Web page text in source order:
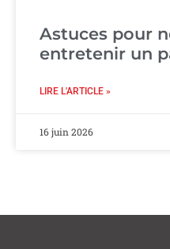
Astuces pour
entretenir un
LIRE L'ARTICLE »
16 juin 2026